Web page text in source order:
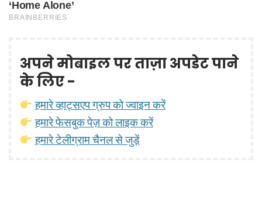
अपने मोबाइल पर ताज़ा अपडेट पाने
के लिए -
हमारे व्हाट्सएप ग्रुप को ज्वाइन करें
हमारे फेसबुक पेज़ को लाइक करें
हमारे टेलीग्राम चैनल से जुड़ें